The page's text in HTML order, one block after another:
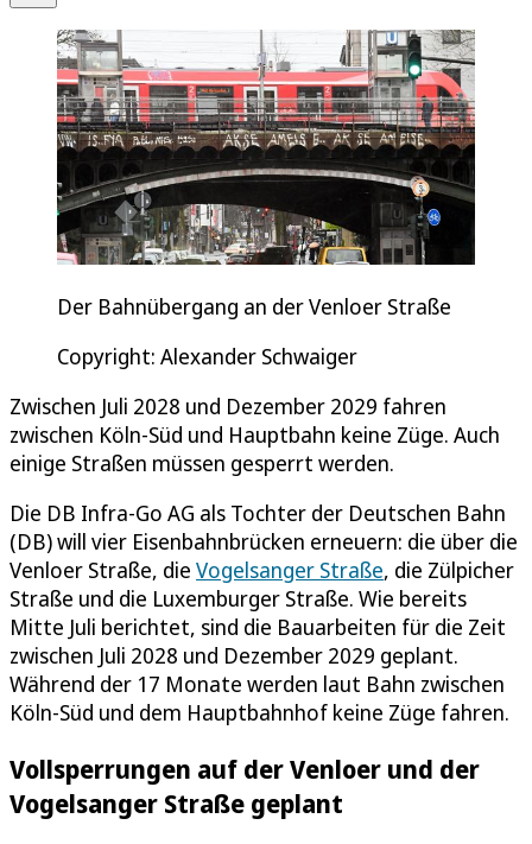
Der Bahnübergang an der Venloer Straße
Copyright: Alexander Schwaiger
Zwischen Juli 2028 und Dezember 2029 fahren
zwischen Köln-Süd und Hauptbahn keine Züge. Auch
einige Straßen müssen gesperrt werden.
Die DB Infra-Go AG als Tochter der Deutschen Bahn
(DB) will vier Eisenbahnbrücken erneuern: die über die
Venloer Straße, die Vogelsanger Straße, die Zülpicher
Straße und die Luxemburger Straße. Wie bereits
Mitte Juli berichtet, sind die Bauarbeiten für die Zeit
zwischen Juli 2028 und Dezember 2029 geplant.
Während der 17 Monate werden laut Bahn zwischen
Köln-Süd und dem Hauptbahnhof keine Züge fahren.
Vollsperrungen auf der Venloer und der
Vogelsanger Straße geplant